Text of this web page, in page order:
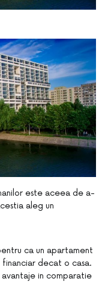
este aceea de a-
aleg un
ca un apartament
decat o casa.
in comparatie